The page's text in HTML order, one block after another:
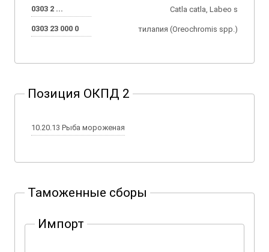
0303 2 ...
Catla catla, Labeo s
0303 23 000 0 тилапия (Oreochromis spp.)
Позиция ОКПД 2
10.20.13 Рыба мороженая
Таможенные сборы
Импорт